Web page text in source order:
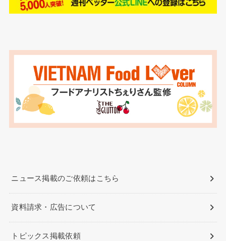
ニュース掲載のご依頼はこちら
資料請求・広告について
トピックス掲載依頼